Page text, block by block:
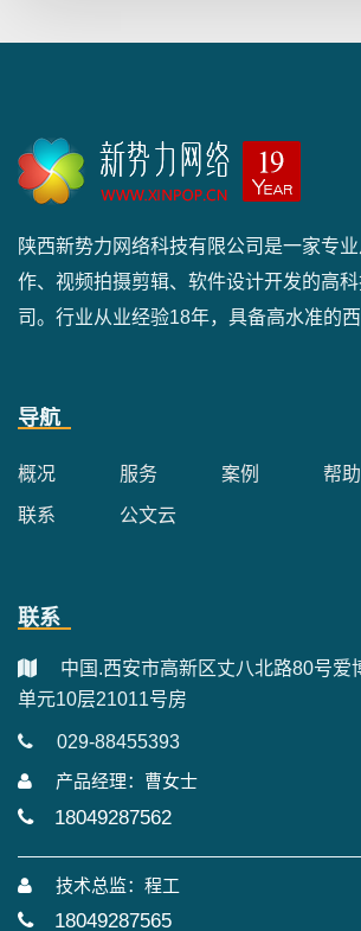
陕西新势力网络科技有限公司是一家专
作、视频拍摄剪辑、软件设计开发的高
司。行业从业经验18年，具备高水准的西
导航
概况 服务 案例 帮助
联系 公文云
联系
中国.西安市高新区丈八北路80号爱
单元10层21011号房
029-88455393
产品经理：曹女士
18049287562
技术总监：程工
18049287565